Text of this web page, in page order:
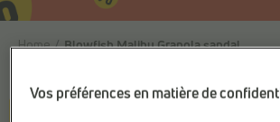
Home Blowfish Malibu Granola sandal
Vos préférences en matière de